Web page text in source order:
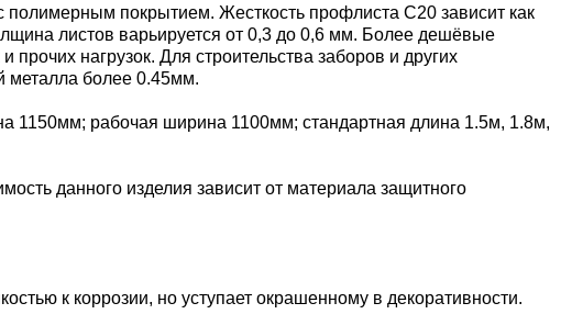
полимерным покрытием. Жесткость профлиста С20 зависит как
листов варьируется от 0,3 до 0,6 мм. Более дешёвые
нагрузок. Для строительства заборов и других
металла более 0.45мм.
рабочая ширина 1100мм; стандартная длина 1.5м, 1.8м,
данного изделия зависит от материала защитного
к коррозии, но уступает окрашенному в декоративности.